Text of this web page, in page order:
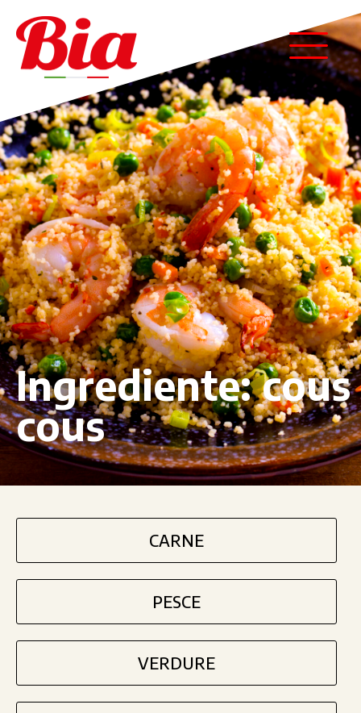
Ingrediente:cous
cous
CARNE
PESCE
VERDURE